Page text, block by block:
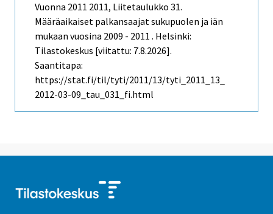
Vuonna 2011 2011, Liitetaulukko 31.
Määräaikaiset palkansaajat sukupuolen ja iän
mukaan vuosina 2009 - 2011 . Helsinki:
Tilastokeskus [viitattu: 7.8.2026].
Saantitapa:
https://stat.fi/til/tyti/2011/13/tyti_2011_13_
2012-03-09_tau_031_fi.html